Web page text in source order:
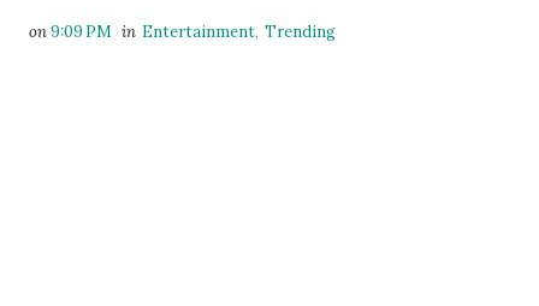
on9:09 PM in Entertainment, Trending